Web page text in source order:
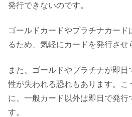
発行できないのです。
ゴールドカードやプラチナカー
るため、気軽にカードを発行させ
また、ゴールドやプラチナが即日
性が失われる恐れもあります。こ
に、一般カード以外は即日で発行
す。